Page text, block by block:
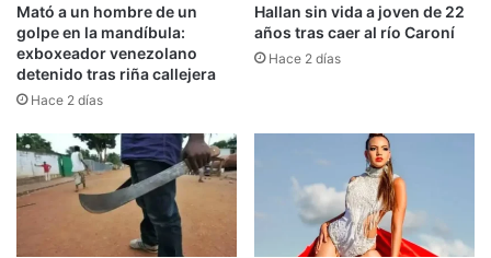
Mató a un hombre de un
golpe en la mandíbula:
exboxeador venezolano
detenido tras riña callejera
Hace 2 días
Hallan sin vida a joven de 22
años tras caer al río Caroní
Hace 2 días